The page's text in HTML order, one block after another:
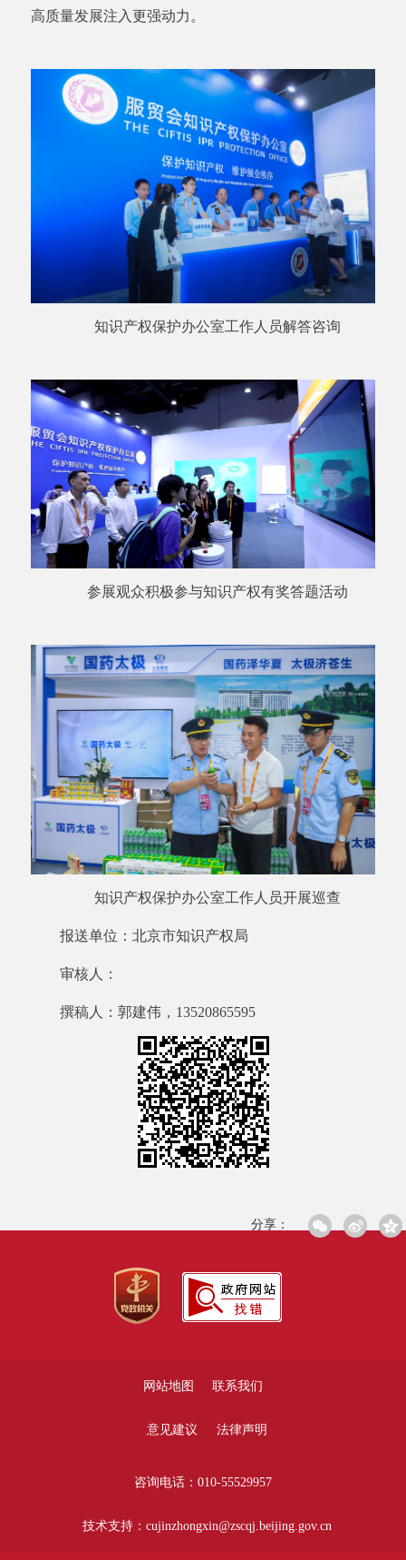
高质量发展注入更强动力。
知识产权保护办公室工作人员解答咨询
参展观众积极参与知识产权有奖答题活动
知识产权保护办公室工作人员开展巡查
报送单位：北京市知识产权局
审核人：
撰稿人：郭建伟， 13520865595
分享：
网站地图 联系我们
意见建议 法律声明
咨询电话：010-55529957
技术支持：cujinzhongxin@zscqj.beijing.gov.cn